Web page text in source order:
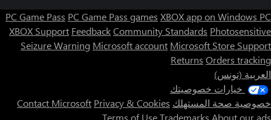
PC Game Pass PC Game Pass games XBOX app on Windows PC
XBOX Support FeedbackCommunity Standards Photosensitive
Seizure Warning Microsoft account Microsoft Store Support
Returns Orders tracking
العربية (تونس)
خيارات خصوصيتك
خصوصية صحة المستهلك
Contact Microsoft Privacy & Cookies
Terms of UseTrademarks About our ads